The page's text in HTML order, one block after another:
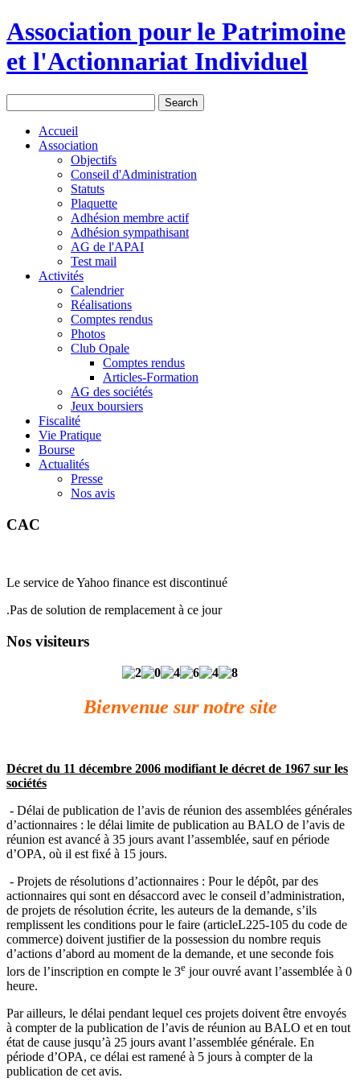
Association pour le Patrimoine
et l'Actionnariat Individuel
Accueil
Association
Objectifs
Conseil d'Administration
Statuts
Plaquette
Adhésion membre actif
Adhésion sympathisant
AG de l'APAI
Test mail
Activités
Calendrier
Réalisations
Comptes rendus
Photos
Club Opale
Comptes rendus
Articles-Formation
AG des sociétés
Jeux boursiers
Fiscalité
Vie Pratique
Bourse
Actualités
Presse
Nos avis
CAC
Le service de Yahoo finance est discontinué
.Pas de solution de remplacement à ce jour
Nos visiteurs
Bienvenue sur notre site
Décret du 11 décembre 2006 modifiant le décret de 1967 sur les
sociétés
- Délai de publication de l’avis de réunion des assemblées générales
d’actionnaires : le délai limite de publication au BALO de l’avis de
réunion est avancé à 35 jours avant l’assemblée, sauf en période
d’OPA, où il est fixé à 15 jours.
- Projets de résolutions d’actionnaires : Pour le dépôt, par des
actionnaires qui sont en désaccord avec le conseil d’administration,
de projets de résolution écrite, les auteurs de la demande, s’ils
remplissent les conditions pour le faire (articleL225-105 du code de
commerce) doivent justifier de la possession du nombre requis
d’actions d’abord au moment de la demande, et une seconde fois
lors de l’inscription en compte le 3e jour ouvré avant l’assemblée à 0
heure.
Par ailleurs, le délai pendant lequel ces projets doivent être envoyés
à compter de la publication de l’avis de réunion au BALO et en tout
état de cause jusqu’à 25 jours avant l’assemblée générale. En
période d’OPA, ce délai est ramené à 5 jours à compter de la
publication de cet avis.